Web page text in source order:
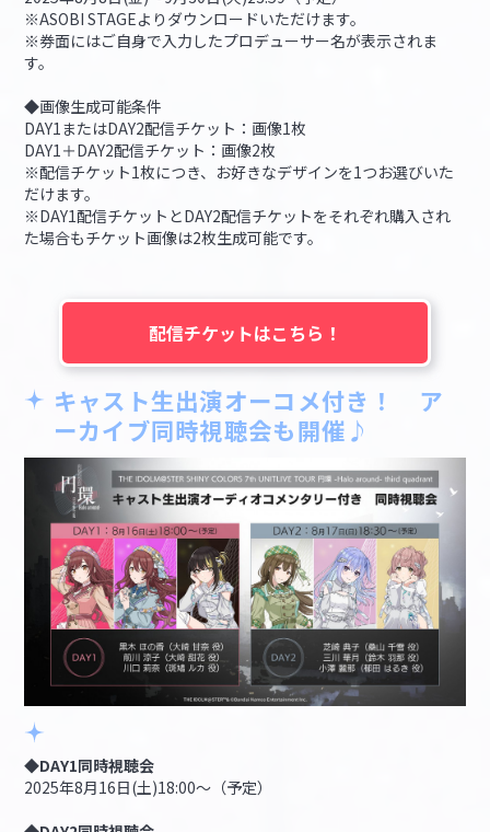
※ASOBI STAGEよりダウンロードいただけます。
※券面にはご自身で入力したプロデューサー名が表示されま
す。
◆画像生成可能条件
DAY1またはDAY2配信チケット：画像1枚
DAY1＋DAY2配信チケット：画像2枚
※配信チケット1枚につき、お好きなデザインを1つお選びいた
だけます。
※DAY1配信チケットとDAY2配信チケットをそれぞれ購入され
た場合もチケット画像は2枚生成可能です。
配信チケットはこちら！
キャスト生出演オーコメ付き！ ア
ーカイブ同時視聴会も開催♪
◆DAY1同時視聴会
2025年8月16日(土)18:00～（予定）